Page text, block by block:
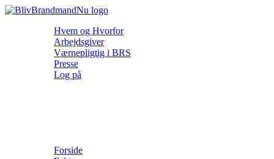
Hvem og Hvorfor
Arbejdsgiver
Værnepligtig i BRS
Presse
Log på
Forside